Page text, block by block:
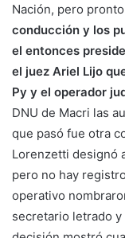
Nación, pero
conducción y los
el entonces
el juez Ariel Lijo
Py y el operador
DNU de Macri las
que pasó fue otra
Lorenzetti designó
pero no hay
operativo
secretario letrado y